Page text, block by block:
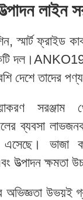
উত্পাদন
ফ্রাইড
দেশে তাদের
সরঞ্জাম
ব্যবসা লাভজনক
ভাজা
উত্পাদন ক্ষমতা
উভয়ই